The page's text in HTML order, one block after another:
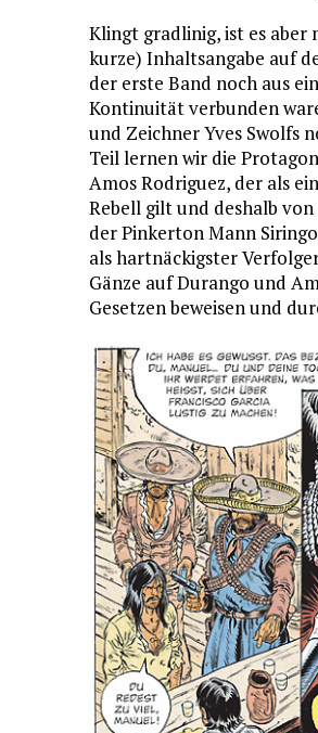
Klingt gradlinig, ist es aber
kurze) Inhaltsangabe auf
der erste Band noch aus
Kontinuität verbunden
und Zeichner Yves Swolfs
Teil lernen wir die
Amos Rodriguez, der als
Rebell gilt und deshalb
der Pinkerton Mann
als hartnäckigster
Gänze auf Durango und
Gesetzen beweisen und